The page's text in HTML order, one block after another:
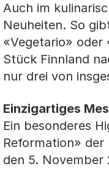
Auch im
Neuheiten. So
«Vegetario» oder
Stück Finnland
nur drei von
Einzigartiges
Ein besonderes
Reformation»
den 5. November